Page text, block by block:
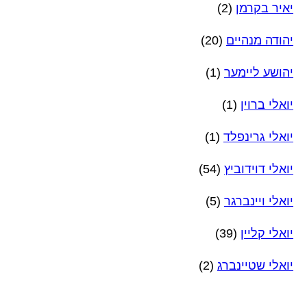
יאיר בקרמן (2)
יהודה מנהיים (20)
יהושע ליימער (1)
יואלי ברוין (1)
יואלי גרינפלד (1)
יואלי דוידוביץ (54)
יואלי ויינברגר (5)
יואלי קליין (39)
יואלי שטיינברג (2)